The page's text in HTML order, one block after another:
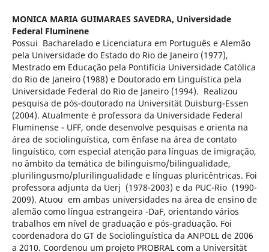
MONICA MARIA GUIMARAES SAVEDRA, Universidade
Federal Fluminene
Possui Bacharelado e Licenciatura em Português e Alemão
pela Universidade do Estado do Rio de Janeiro (1977),
Mestrado em Educação pela Pontifícia Universidade Católica
do Rio de Janeiro (1988) e Doutorado em Linguística pela
Universidade Federal do Rio de Janeiro (1994). Realizou
pesquisa de pós-doutorado na Universität Duisburg-Essen
(2004). Atualmente é professora da Universidade Federal
Fluminense - UFF, onde desenvolve pesquisas e orienta na
área de sociolinguística, com ênfase na área de contato
linguístico, com especial atenção para línguas de imigração,
no âmbito da temática de bilinguismo/bilingualidade,
plurilingusmo/plurilingualidade e línguas pluricêntricas. Foi
professora adjunta da Uerj (1978-2003) e da PUC-Rio (1990-
2009). Atuou em ambas universidades na área de ensino de
alemão como língua estrangeira -DaF, orientando vários
trabalhos em nível de graduação e pós-graduação. Foi
coordenadora do GT de Sociolinguística da ANPOLL de 2006
a 2010. Coordenou um projeto PROBRAL com a Universität